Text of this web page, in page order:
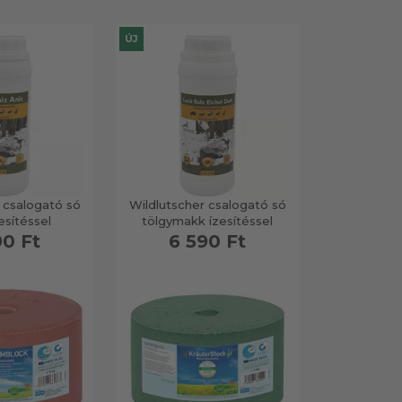
só
Ft
Wildlutscher csalogató só
tölgymakk ízesítéssel
ÚJ
6 590 Ft